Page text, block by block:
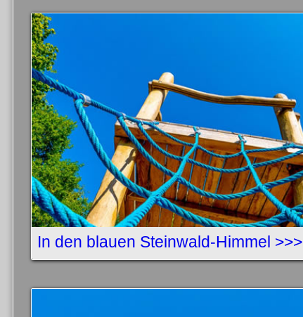
In den blauen Steinwald-Himmel >>>